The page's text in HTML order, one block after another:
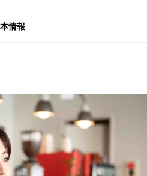
情報